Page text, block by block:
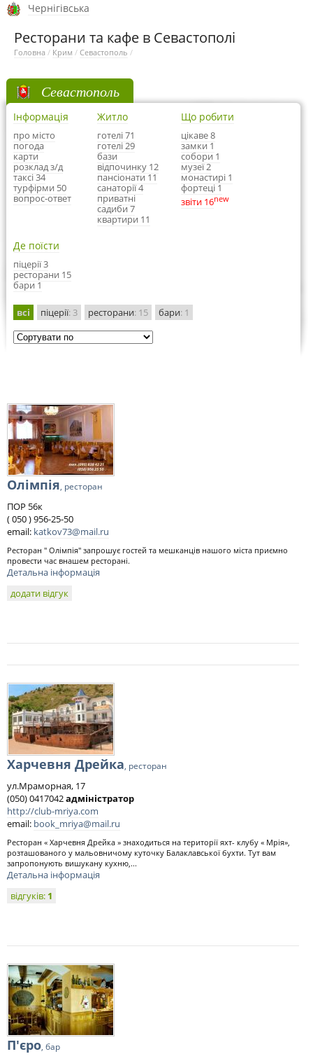
Чернігівська
Ресторани та кафе в Севастополі
Головна / Крим / Севастополь /
Севастополь
Інформація
про місто
погода
карти
розклад з/д
таксі 34
турфірми 50
вопрос-ответ
Житло
готелі 71
готелі 29
бази
відпочинку 12
пансіонати 11
санаторії 4
приватні
садиби 7
квартири 11
Що робити
цікаве 8
замки 1
собори 1
музеї 2
монастирі 1
фортеці 1
звіти 16new
Де поїсти
піцерії 3
ресторани 15
бари 1
всі піцерії: 3 ресторани: 15 бари: 1
Олімпія, ресторан
ПОР 56к
( 050 ) 956-25-50
email: katkov73@mail.ru
Ресторан " Олімпія" запрошує гостей та мешканців нашого міста приємно
провести час внашем ресторані.
Детальна інформація
додати відгук
Харчевня Дрейка, ресторан
ул.Мраморная, 17
(050) 0417042адміністратор
http://club-mriya.com
email: book_mriya@mail.ru
Ресторан « Харчевня Дрейка » знаходиться на території яхт- клубу « Мрія»,
розташованого у мальовничому куточку Балаклавської бухти. Тут вам
запропонують вишукану кухню,...
Детальна інформація
відгуків: 1
П'єро, бар